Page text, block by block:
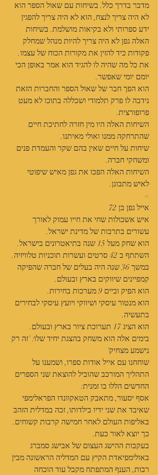
מדבר בדרך כלל. בשיחות עם שאול הספר הוא
לא היה צריך לנצח, הוא לא היה צריך להפגין
ידע ספרותי ולא בקיאות מושלמת. בשיחות
האלה גפן לא היה צריך להיות מנהל שמחלק
פקודות כיד להזין את מקורות הכוח של עצמו.
את כל מה שהיה לו להגיד הוא אמר באופן הכי
יומם יומי שאפשר.
הוא הפך חבר של שאול הספר והחברות הזאת
נידבה לו פרק תלמודי ושכללה בתוכו לא מעט
פרופורצית.
השיחות האלה היו מין חזרה לחתיכת חיים
שהתרחקה ממנו ואולי מאיתנו.
שיחות על חיים שאין בהם שקר והעמדת פנים
ומשחקי חברה.
השיחות האלה הפכו את גפן מאיש שיפוטי
לאיש מתבונן.
=
אייל גפן בן 72
איש אשכולות שחי את חייו עמוק לאורך
עשורים בתרבות של מדינת ישראל.
הוא שחק מעל 15 שנה בתיאטרונים בישראל.
השתתף ב 42 סרטים ועשרות תוכניות טלוויזיה.
במשך 36 שנה היה בעלים של חברה שהפיקה
קמפיינים שיווקים בארץ ובעולם.
הוא הפיק וביים 9 מערכות בחירות.
הוא מנטור עיסקי ושיווקי ויועץ עיסקי לבחירים
בתעשיה.
הוא הציג 17 תערוכת ציור בארץ ובעולם.
בימים אלה הוא משחק בהצגת יחיד שלו: 'זה רק
נישמע מצחיק'
שוחחנו עם אייל אודות ספרו, ושמענו על
התהליך המורכב שהוביל להוצאת שני הספרים
החדשים הללו בו זמנית:
אסף יסעור, מתאבק הטאקוונדו הפראלימפי
שאיבד את שני ידיו בילדותו, זכה במדלית הזהב
באליפות העולם לאחר חמישה קרבות קשוחים.
כך יוצא לאור כעת.
בעקבות ההישג העצום של אבישג סמברג
באולימפיאדת הקיץ עם המדליה הראשונה מבין
רבות, הענף המתפתח מקבל עוד הוכחה